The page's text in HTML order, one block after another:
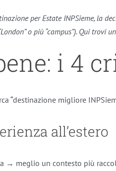
per Estate INPSieme, la
o più “campus”). Qui trovi
i 4
“destinazione migliore
all’estero
→ meglio un contesto più